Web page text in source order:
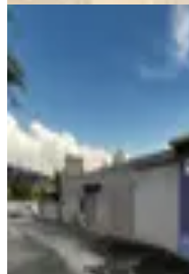
BALKONLU
Yeni
Satılık
3.700.000 ₺
YENİ ROTA İNŞAAT EMLAK
Ara